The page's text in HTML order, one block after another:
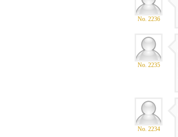
No. 2236
No. 2235
No. 2234